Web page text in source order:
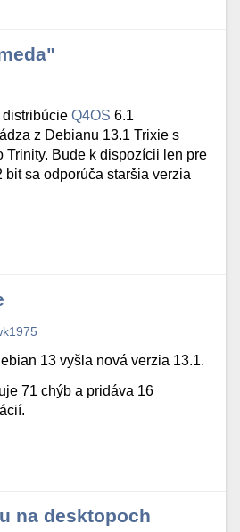
distribúcieQ4OS 6.1
z Debianu 13.1 Trixie s
Trinity. Bude k dispozícii len pre
bit sa odporúča staršia verzia
13 vyšla nová verzia 13.1.
71 chýb a pridáva 16
na desktopoch